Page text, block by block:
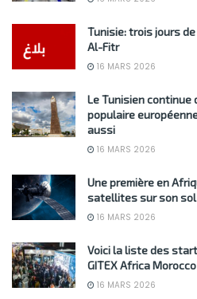
Tunisie: trois jours de
Al-Fitr
16 MARS 2026
Le Tunisien
populaire
aussi
16 MARS 2026
Une première en
satellites sur son sol
16 MARS 2026
Voici la liste des
GITEX Africa
16 MARS 2026